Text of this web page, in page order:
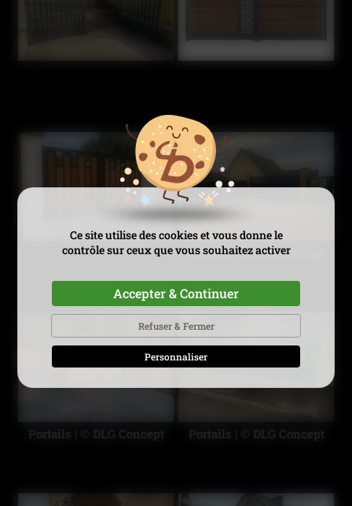
Ce site utilise des cookies et vous donne le
contrôle sur ceux que vous souhaitez activer
Accepter & Continuer
Refuser & Fermer
Personnaliser
Portails | © DLG Concept
Portails | © DLG Concept Portails | © DLG Concept